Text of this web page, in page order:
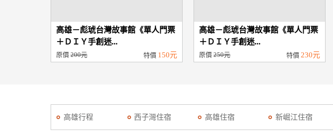
高雄－彪琥台灣故事館《單人門票
＋ＤＩＹ手創迷...
原價 200元 特價 150元
高雄－彪琥台灣故事館《單人門票
＋ＤＩＹ手創迷...
原價250元 特價230元
高雄行程 西子灣住宿 高雄住宿 新崛江住宿